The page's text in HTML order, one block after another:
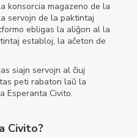
konsorcia magazeno de la
servojn de la paktintaj
ebligas la aliĝon al la
establoj, la aĉeton de
siajn servojn al ĉiuj
peti rabaton laŭ la
Esperanta Civito.
Civito?